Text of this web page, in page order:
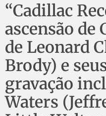
“Cadillac
ascensão de
de Leonard
Brody) e
gravação
Waters